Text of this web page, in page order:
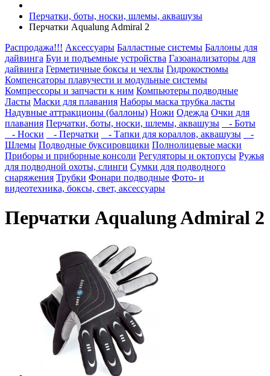
Перчатки, боты, носки, шлемы, аквашузы
Перчатки Aqualung Admiral 2
Распродажа!!! Аксессуары Балластные системы Баллоны для
дайвинга Буи и подъемные устройства Газоанализаторы для
дайвинга Герметичные боксы и чехлы Гидрокостюмы
Компенсаторы плавучести и модульные системы
Компрессоры и запчасти к ним Компьютеры подводные
Ласты Маски для плавания Наборы маска трубка ласты
Надувные аттракционы (баллоны) Ножи Одежда Очки для
плавания Перчатки, боты, носки, шлемы, аквашузы
- Боты
- Носки
- Перчатки - Тапки для кораллов, аквашузы
-
Шлемы Подводные буксировщики Полнолицевые маски
Приборы и приборные консоли Регуляторы и октопусы Ружья
для подводной охоты, слинги Сумки для подводного
снаряжения Трубки Фонари подводные Фото- и
видеотехника, боксы, свет, аксессуары
Перчатки Aqualung Admiral 2